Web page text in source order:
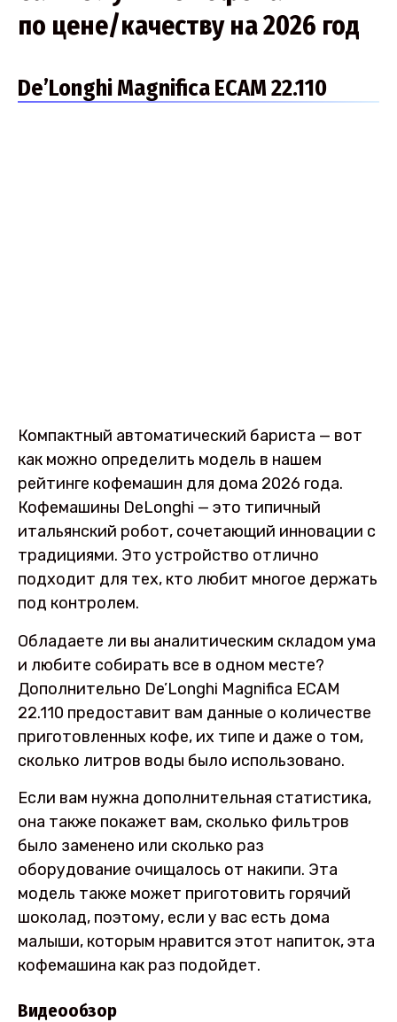
по цене/качеству на 2026 год
De’Longhi Magnifica ECAM 22.110
Компактный автоматический бариста — вот
как можно определить модель в нашем
рейтинге кофемашин для дома 2026 года.
Кофемашины DeLonghi — это типичный
итальянский робот, сочетающий инновации с
традициями. Это устройство отлично
подходит для тех, кто любит многое держать
под контролем.
Обладаете ли вы аналитическим складом ума
и любите собирать все в одном месте?
Дополнительно De’Longhi Magnifica ECAM
22.110 предоставит вам данные о количестве
приготовленных кофе, их типе и даже о том,
сколько литров воды было использовано.
Если вам нужна дополнительная статистика,
она также покажет вам, сколько фильтров
было заменено или сколько раз
оборудование очищалось от накипи. Эта
модель также может приготовить горячий
шоколад, поэтому, если у вас есть дома
малыши, которым нравится этот напиток, эта
кофемашина как раз подойдет.
Видеообзор